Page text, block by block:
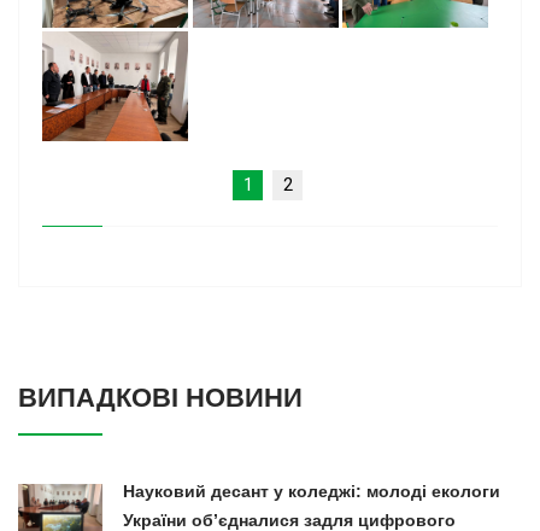
1 2
ВИПАДКОВІ НОВИНИ
Науковий десант у коледжі: молоді екологи
України об’єдналися задля цифрового